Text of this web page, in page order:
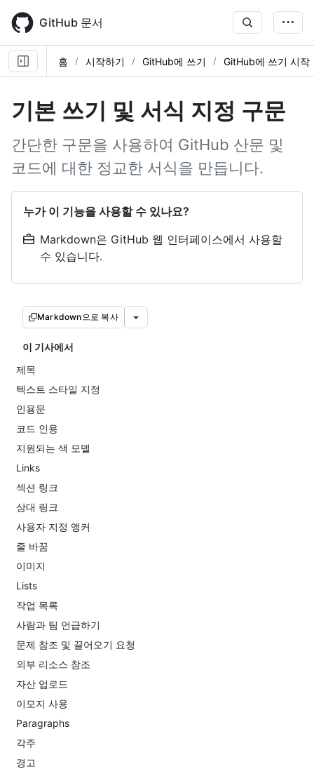
main
content
GitHub 문서
홈 시작하기 GitHub에 쓰기 GitHub에 쓰기 시작
기본 쓰기 및 서식 지정 구문
간단한 구문을 사용하여 GitHub 산문 및
코드에 대한 정교한 서식을 만듭니다.
누가 이 기능을 사용할 수 있나요?
Markdown은 GitHub 웹 인터페이스에서 사용할
수 있습니다.
Markdown으로 복사
이 기사에서
제목
텍스트 스타일 지정
인용문
코드 인용
지원되는 색 모델
Links
섹션 링크
상대 링크
사용자 지정 앵커
줄 바꿈
이미지
Lists
작업 목록
사람과 팀 언급하기
문제 참조 및 끌어오기 요청
외부 리소스 참조
자산 업로드
이모지 사용
Paragraphs
각주
경고